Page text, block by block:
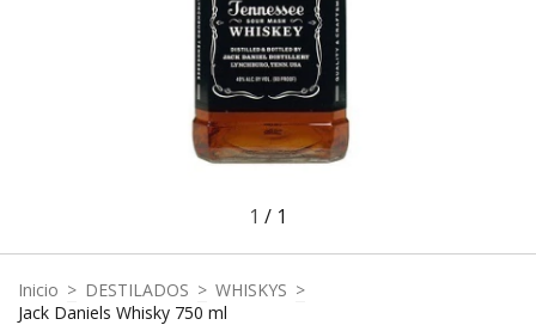
1 / 1
Inicio > DESTILADOS > WHISKYS >
Jack Daniels Whisky 750 ml